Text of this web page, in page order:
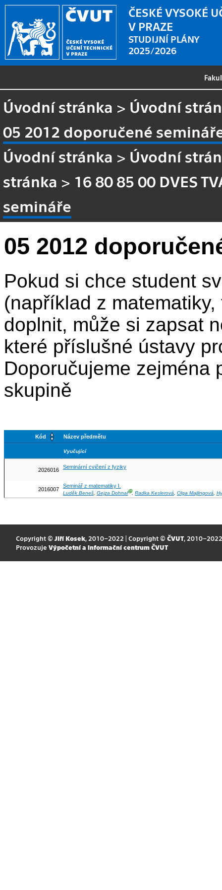
ČESKÉ VYSOKÉ
V PRAZE
STUDIJNÍ PLÁNY
2025/2026
Úvodní stránka > Úvodní
05 2012 doporučené
Úvodní stránka > Úvodní
stránka > 16 80 85 00 DVES
semináře
05 2012
Pokud si chce student
(například z
doplnit, může si zapsat
které příslušné ústavy
Doporučujeme zejména
skupině
Kód Název předmětu
Vyučující
2026016 Seminární cvičení z fyziky
2016007
Seminář z matematiky I.
Luděk Beneš, Gejza DohnalⒼ, Radka Keslerová, Olga Majlingová,
Copyright © Jiří Kosek, 2010–2022 | Copyright © ČVUT, 2010–2022
Provozuje Výpočetní a informační centrum ČVUT